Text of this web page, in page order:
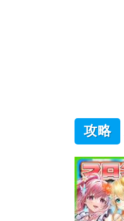
攻略